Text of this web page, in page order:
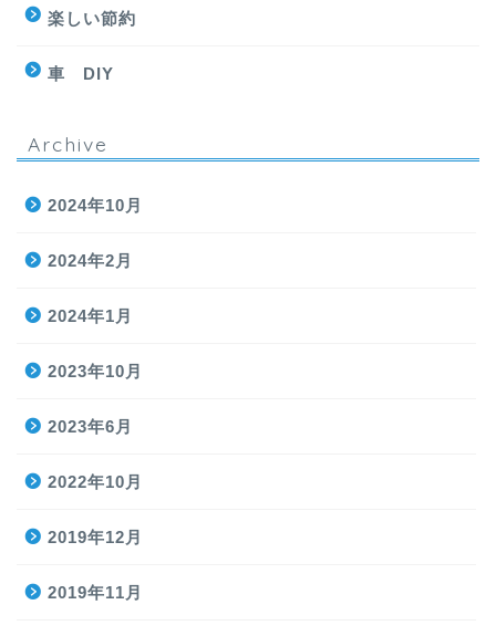
楽しい節約
車 DIY
Archive
2024年10月
2024年2月
2024年1月
2023年10月
2023年6月
2022年10月
2019年12月
2019年11月